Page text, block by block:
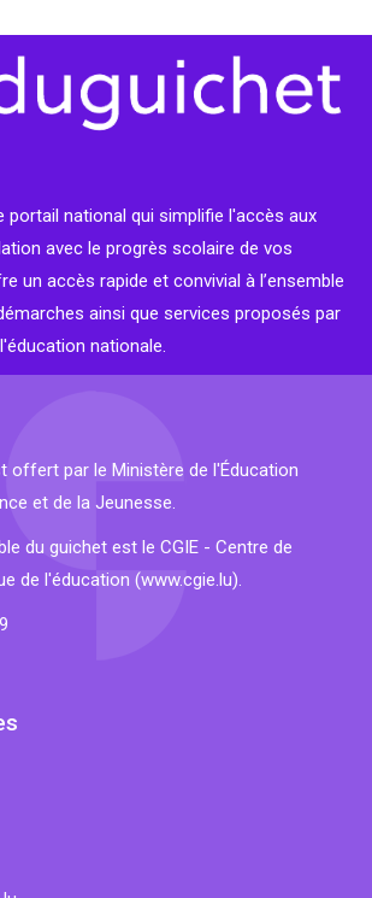
portail national qui simplifie l'accès aux
avec le progrès scolaire de vos
un accès rapide et convivial à l’ensemble
ainsi que services proposés par
nationale.
offert par le Ministère de l'Éducation
et de la Jeunesse.
du guichet est le CGIE - Centre de
de l'éducation (www.cgie.lu).